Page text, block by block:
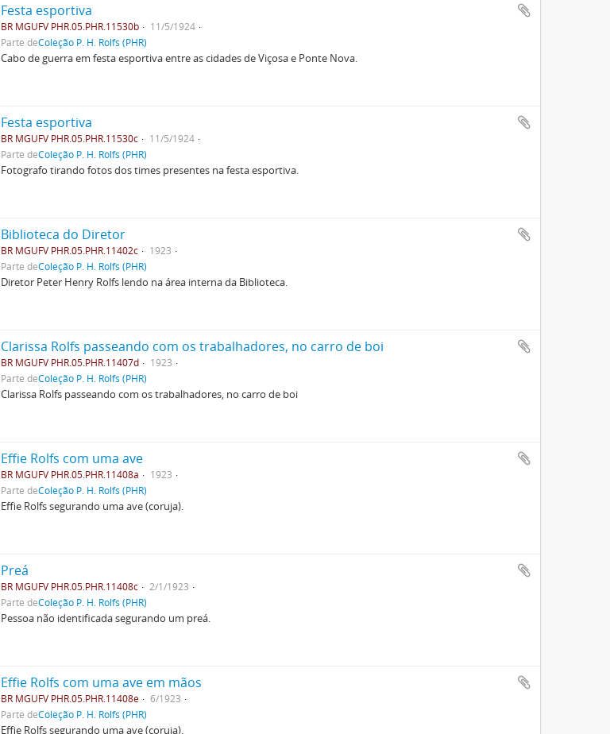
Festa esportiva
BR MGUFV PHR.05.PHR.11530b
11/5/1924
Parte deColeção P. H. Rolfs (PHR)
Cabo de guerra em festa esportiva entre as cidades de Viçosa e Ponte Nova.
Festa esportiva
BR MGUFV PHR.05.PHR.11530c
11/5/1924
Parte deColeção P. H. Rolfs (PHR)
Fotografo tirando fotos dos times presentes na festa esportiva.
Biblioteca do Diretor
BR MGUFV PHR.05.PHR.11402c
1923
Parte deColeção P. H. Rolfs (PHR)
Diretor Peter Henry Rolfs lendo na área interna da Biblioteca.
Clarissa Rolfs passeando com os trabalhadores, no carro de boi
BR MGUFV PHR.05.PHR.11407d
1923
Parte deColeção P. H. Rolfs (PHR)
Clarissa Rolfs passeando com os trabalhadores, no carro de boi
Effie Rolfs com uma ave
BR MGUFV PHR.05.PHR.11408a
1923
Parte deColeção P. H. Rolfs (PHR)
Effie Rolfs segurando uma ave (coruja).
Preá
BR MGUFV PHR.05.PHR.11408c
2/1/1923
Parte deColeção P. H. Rolfs (PHR)
Pessoa não identificada segurando um preá.
Effie Rolfs com uma ave em mãos
BR MGUFV PHR.05.PHR.11408e
6/1923
Parte deColeção P. H. Rolfs (PHR)
Effie Rolfs segurando uma ave (coruja).